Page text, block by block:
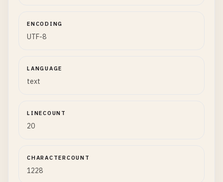
ENCODING
UTF-8
LANGUAGE
text
LINECOUNT
20
CHARACTERCOUNT
1228